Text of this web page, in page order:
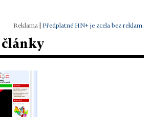
Předplatné HN+ je zcela bez reklam.